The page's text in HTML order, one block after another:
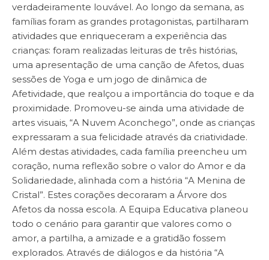
verdadeiramente louvável. Ao longo da semana, as
famílias foram as grandes protagonistas, partilharam
atividades que enriqueceram a experiência das
crianças: foram realizadas leituras de três histórias,
uma apresentação de uma canção de Afetos, duas
sessões de Yoga e um jogo de dinâmica de
Afetividade, que realçou a importância do toque e da
proximidade. Promoveu-se ainda uma atividade de
artes visuais, “A Nuvem Aconchego”, onde as crianças
expressaram a sua felicidade através da criatividade.
Além destas atividades, cada família preencheu um
coração, numa reflexão sobre o valor do Amor e da
Solidariedade, alinhada com a história “A Menina de
Cristal”. Estes corações decoraram a Árvore dos
Afetos da nossa escola. A Equipa Educativa planeou
todo o cenário para garantir que valores como o
amor, a partilha, a amizade e a gratidão fossem
explorados. Através de diálogos e da história “A